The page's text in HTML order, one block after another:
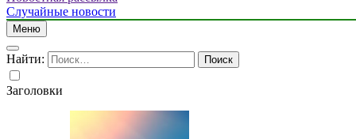
Случайные новости
Меню
Найти:
Заголовки